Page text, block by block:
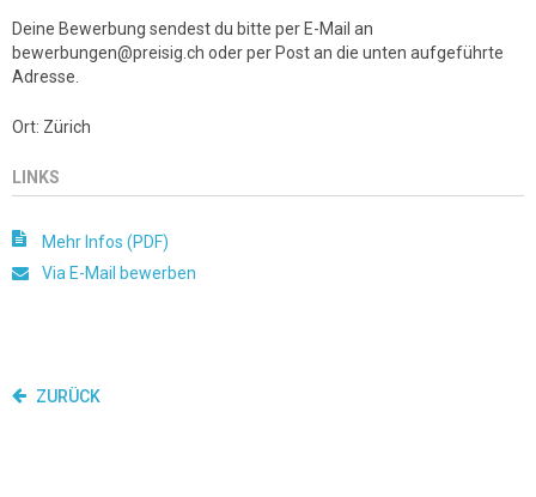
Deine Bewerbung sendest du bitte per E-Mail an
bewerbungen@preisig.ch oder per Post an die unten aufgeführte
Adresse.
Ort: Zürich
LINKS
Mehr Infos (PDF)
Via E-Mail bewerben
ZURÜCK